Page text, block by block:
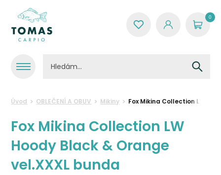
0
Úvod OBLEČENÍ A OBUV Mikiny Fox Mikina Collection LW
Fox Mikina Collection LW
Hoody Black & Orange
vel.XXXL bunda